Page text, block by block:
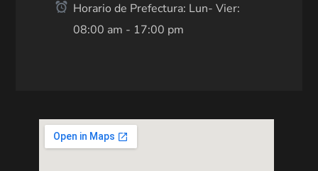
Horario de Prefectura: Lun- Vier:
08:00 am - 17:00 pm